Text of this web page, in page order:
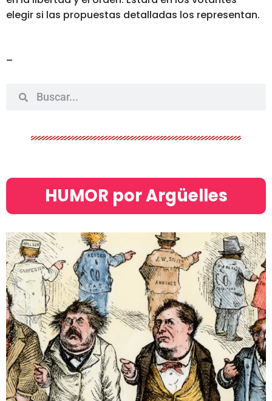
elegir si las propuestas detalladas los representan.
–
HUMOR por Argüelles​